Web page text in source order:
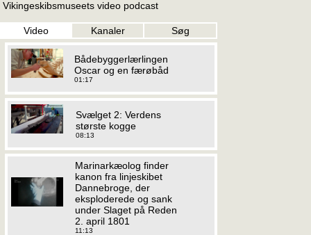
Vikingeskibsmuseets video podcast
Video Kanaler Søg
Bådebyggerlærlingen
Oscar og en færøbåd
01:17
Svælget 2: Verdens
største kogge
08:13
Marinarkæolog finder
kanon fra linjeskibet
Dannebroge, der
eksploderede og sank
under Slaget på Reden
2. april 1801
11:13